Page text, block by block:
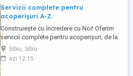
Servicii complete pentru
acoperișuri A-Z.
Construiește cu încredere cu Noi! Oferim
servicii complete pentru acoperișuri, de la
proiectare și consultanță până la execuție
și întreținere. Cu o vastă experiență în
domeniu și o echipă de profesioniști
Sibiu, Sibiu
azi 12:15